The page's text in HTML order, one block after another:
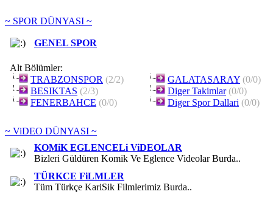
~ SPOR DÜNYASI ~
GENEL SPOR
Alt Bölümler:
TRABZONSPOR (2/2)
BESIKTAS (2/3)
FENERBAHCE (0/0)
GALATASARAY (0/0)
Diger Takimlar (0/0)
Diger Spor Dallari (0/0)
~ ViDEO DÜNYASI ~
KOMiK EGLENCELi ViDEOLAR
Bizleri Güldüren Komik Ve Eglence Videolar Burda..
TÜRKCE FiLMLER
Tüm Türkçe KariSik Filmlerimiz Burda..